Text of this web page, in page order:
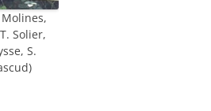
Solier,
S.